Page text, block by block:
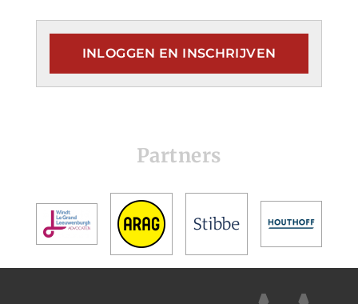
INLOGGEN EN INSCHRIJVEN
Partners